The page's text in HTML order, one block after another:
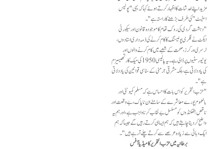
مزید اپنے خدشات کا اظہار کرتےہوئے کہا کہ یہی "پولیس
اسٹیٹ" کی طرف بڑھنے کاراستہ ہے"۔
"دہشت گردی کی روک تھام کا موجودہ قانون اور سیکورٹی
ایکٹ نے فکری پولیسنگ کا کام کرنے کی ذمہ داری استادوں ،
نرسری ورکرز، صحت کے شعبےمیں کام کرنے والوں اور
یونیورسٹیوں پر ڈالی ہے۔ یہ پالیسی 1950 کی میک کارتھیسیزم
کی یاد دلاتی ہے، بلکہ مشرقی جرمنی کے سٹاسی قوانین کی یاد دلاتی
ہے"۔
"حزب التحریر کو اس بات کا احساس ہے کہ مسلم کمیونٹی اور
بالعموم پورے معاشرے کے سامنے ان ناپاک ، بے وقعت اور
ناقص ہتھکنڈوں کو مسلسل بے نقاب کرنا واجب ہے ، اور ہم یہ
واضح کردینا چاہتے ہیں کہ ہم ایسا ہی کرتے رہیں گے جیسا کہ ہم
ایک دہائی سے زیادہ عرصے سے کرتے چلے آرہے ہیں"۔
برطانیہ میں حزب التحریر کا میڈیا آفس